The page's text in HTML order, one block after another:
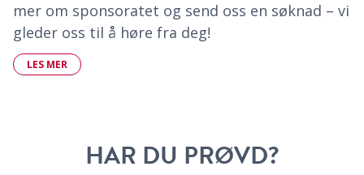
mer om sponsoratet og send oss en søknad – vi
gleder oss til å høre fra deg!
LES MER
HAR DU PRØVD?